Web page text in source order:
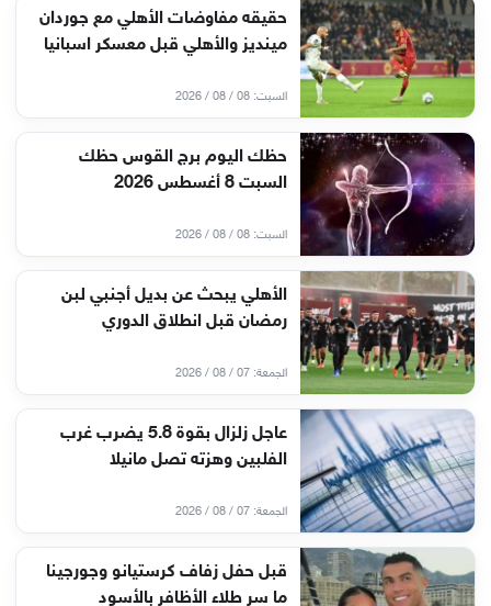
حقيقه مفاوضات الأهلي مع جوردان
مينديز والأهلي قبل معسكر اسبانيا
السبت: 08 / 08 / 2026
حظك اليوم برج القوس حظك
السبت 8 أغسطس 2026
السبت: 08 / 08 / 2026
الأهلي يبحث عن بديل أجنبي لبن
رمضان قبل انطلاق الدوري
الجمعة: 07 / 08 / 2026
عاجل زلزال بقوة 5.8 يضرب غرب
الفلبين وهزته تصل مانيلا
الجمعة: 07 / 08 / 2026
قبل حفل زفاف كرستيانو وجورجينا
ما سر طلاء الأظافر بالأسود